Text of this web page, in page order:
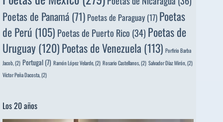
Poetas de Panamá (71) Poetas de Paraguay (17) Poetas
de Perú (105) Poetas de Puerto Rico (34) Poetas de
Uruguay(120)Poetas de Venezuela (113) Porfirio Barba
Jacob, (2) Portugal (7) Ramón López Velarde, (2) Rosario Castellanos, (2) Salvador Díaz Mirón, (2)
Víctor Peña Dacosta, (2)
Los 20 años